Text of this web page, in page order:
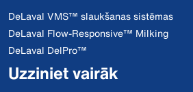
DeLaval VMS™ slaukšanas sistēmas
DeLaval Flow-Responsive™ Milking
DeLaval DelPro™
Uzziniet vairāk